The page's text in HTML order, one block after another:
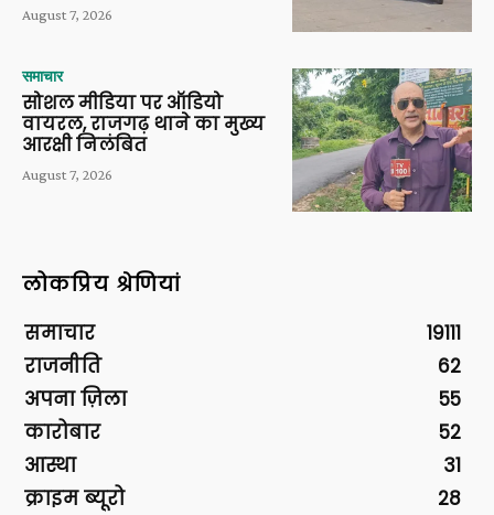
August 7, 2026
समाचार
सोशल मीडिया पर ऑडियो
वायरल, राजगढ़ थाने का मुख्य
आरक्षी निलंबित
August 7, 2026
लोकप्रिय श्रेणियां
समाचार
19111
राजनीति
62
अपना ज़िला
55
कारोबार
52
आस्था
31
क्राइम ब्यूरो
28